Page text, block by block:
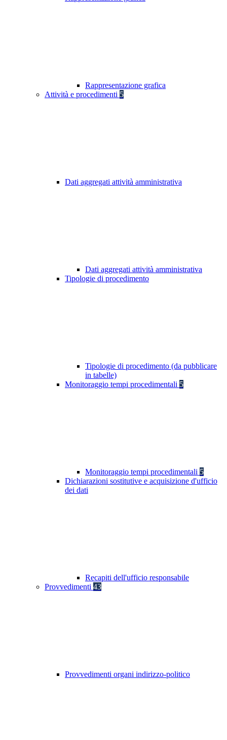
Rappresentazione grafica
Attività e procedimenti 5
Dati aggregati attività amministrativa
Dati aggregati attività amministrativa
Tipologie di procedimento
Tipologie di procedimento (da pubblicare
in tabelle)
Monitoraggio tempi procedimentali 5
Monitoraggio tempi procedimentali 5
Dichiarazioni sostitutive e acquisizione d'ufficio
dei dati
Recapiti dell'ufficio responsabile
Provvedimenti 43
Provvedimenti organi indirizzo-politico